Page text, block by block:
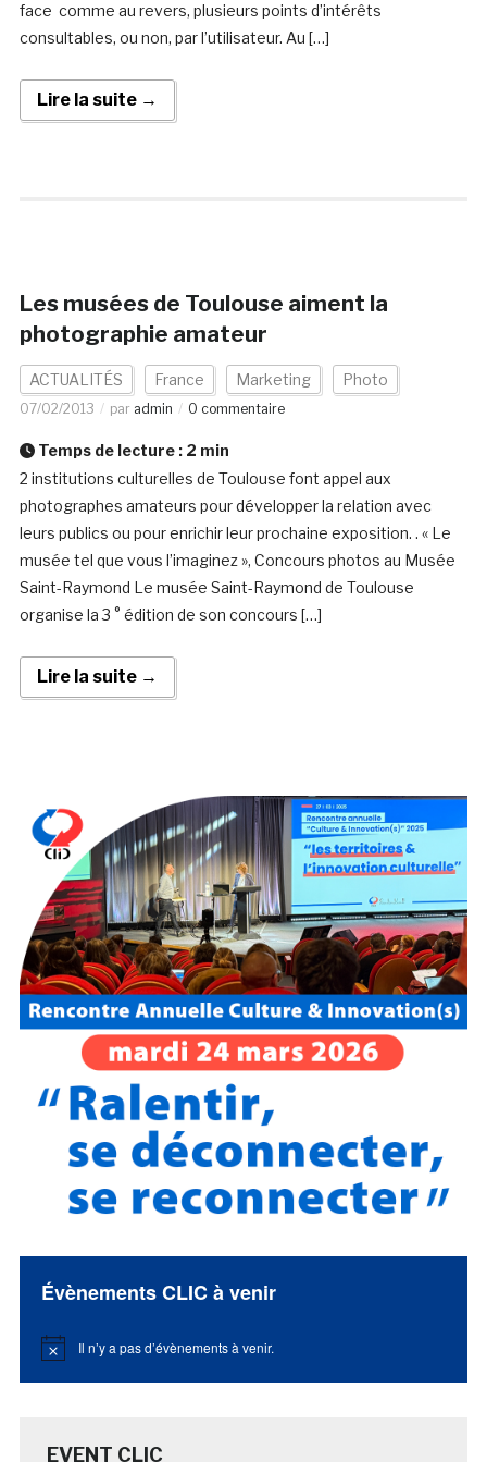
face comme au revers, plusieurs points d’intérêts
consultables, ou non, par l’utilisateur. Au […]
Lire la suite →
Les musées de Toulouse aiment la
photographie amateur
ACTUALITÉS France Marketing Photo
07/02/2013 par admin 0 commentaire
Temps de lecture : 2 min
2 institutions culturelles de Toulouse font appel aux
photographes amateurs pour développer la relation avec
leurs publics ou pour enrichir leur prochaine exposition. . « Le
musée tel que vous l’imaginez », Concours photos au Musée
Saint-Raymond Le musée Saint-Raymond de Toulouse
organise la 3 ° édition de son concours […]
Lire la suite →
Évènements CLIC à venir
Notice Il n’y a pas d’évènements à venir.
EVENT CLIC